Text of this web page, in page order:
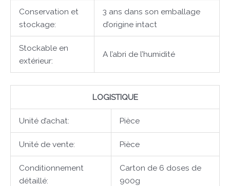
Conservation et
stockage:
3 ans dans son emballage
d’origine intact
Stockable en
extérieur:
A l’abri de l’humidité
LOGISTIQUE
Unité d’achat: Pièce
Unité de vente: Pièce
Conditionnement
détaillé:
Carton de 6 doses de
900g